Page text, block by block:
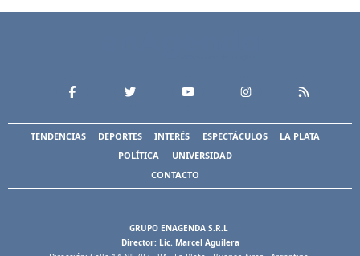
TENDENCIAS DEPORTES INTERÉS ESPECTÁCULOS
LA PLATA
POLÍTICA
UNIVERSIDAD
CONTACTO
GRUPO ENAGENDA S.R.L
Director: Lic. Marcel Aguilera